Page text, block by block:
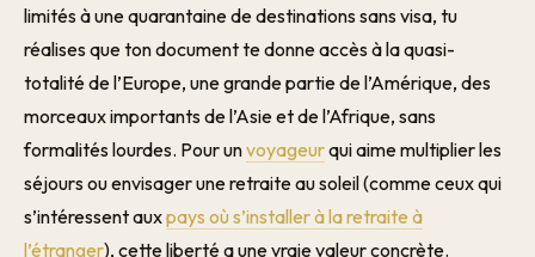
limités à une quarantaine de destinations sans visa, tu
réalises que ton document te donne accès à la quasi-
totalité de l’Europe, une grande partie de l’Amérique, des
morceaux importants de l’Asie et de l’Afrique, sans
formalités lourdes. Pour unvoyageurqui aime multiplier les
séjours ou envisager une retraite au soleil (comme ceux qui
s’intéressent auxpays où s’installer à la retraite à
l’étranger), cette liberté a une vraie valeur concrète.